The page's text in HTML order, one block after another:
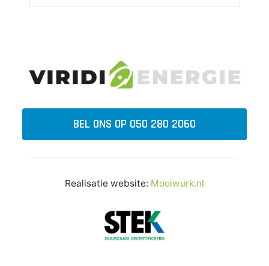
BEL ONS OP 050 280 2060
Realisatie website: Mooiwurk.nl